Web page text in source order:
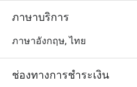
ภาษาบริการ
ภาษาอังกฤษ, ไทย
ช่องทางการชำระเงิน